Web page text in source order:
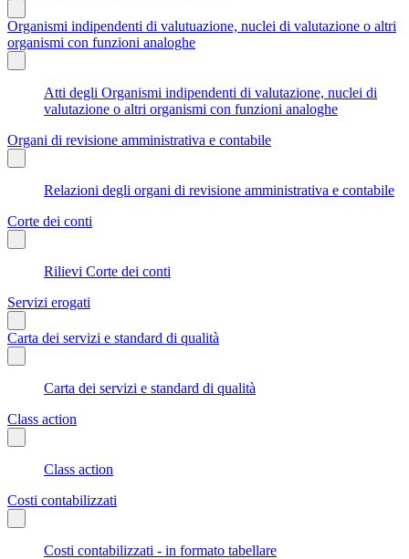
Organismi indipendenti di valutuazione, nuclei di valutazione o altri
organismi con funzioni analoghe
Atti degli Organismi indipendenti di valutazione, nuclei di
valutazione o altri organismi con funzioni analoghe
Organi di revisione amministrativa e contabile
Relazioni degli organi di revisione amministrativa e contabile
Corte dei conti
Rilievi Corte dei conti
Servizi erogati
Carta dei servizi e standard di qualità
Carta dei servizi e standard di qualità
Class action
Class action
Costi contabilizzati
Costi contabilizzati - in formato tabellare